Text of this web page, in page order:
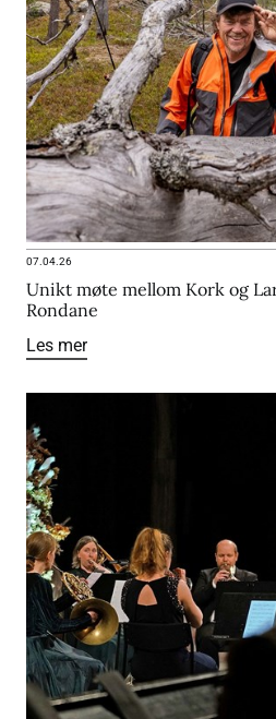
07.04.26
Unikt møte mellom Kork og
Rondane
Les mer